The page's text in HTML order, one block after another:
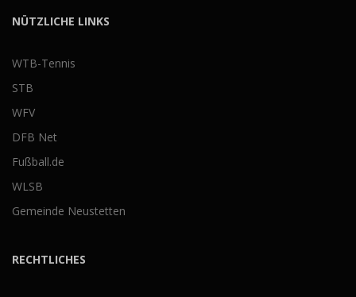
NÜTZLICHE LINKS
WTB-Tennis
STB
WFV
DFB Net
Fußball.de
WLSB
Gemeinde Neustetten
RECHTLICHES